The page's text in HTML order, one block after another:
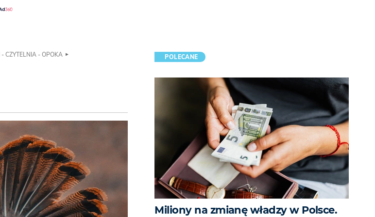
CZYTELNIA - OPOKA
POLECANE
Miliony na zmianę władzy w Polsce.